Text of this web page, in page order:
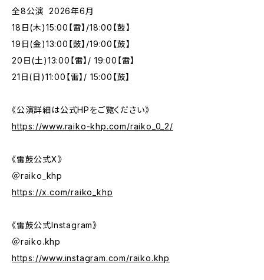
全8公演 2026年6月
18日(木)15:00【雷】/18:00【鼓】
19日(金)13:00【鼓】/19:00【鼓】
20日(土)13:00【雷】/ 19:00【雷】
21日(日)11:00【雷】/ 15:00【鼓】
《公演詳細は公式HPをご覧ください》
https://www.raiko-khp.com/raiko_0_2/
《雷鼓公式X》
＠raiko_khp
https://x.com/raiko_khp
《雷鼓公式Instagram》
＠raiko.khp
https://www.instagram.com/raiko.khp